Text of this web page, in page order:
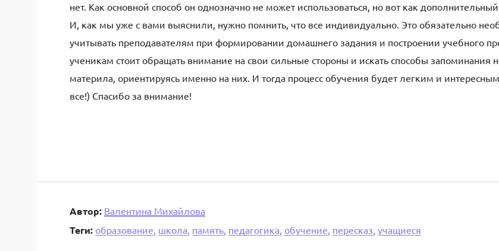
нет. Как основной способ он однозначно не может использоваться, но вот как
И, как мы уже с вами выяснили, нужно помнить, что все индивидуально. Это обязательно
учитывать преподавателям при формировании домашнего задания и построении учебного
ученикам стоит обращать внимание на свои сильные стороны и искать способы запоминания
материла, ориентируясь именно на них. И тогда процесс обучения будет легким и
все!) Спасибо за внимание!
Автор: Валентина Михайлова
Теги: образование, школа, память, педагогика, обучение, пересказ, учащиеся